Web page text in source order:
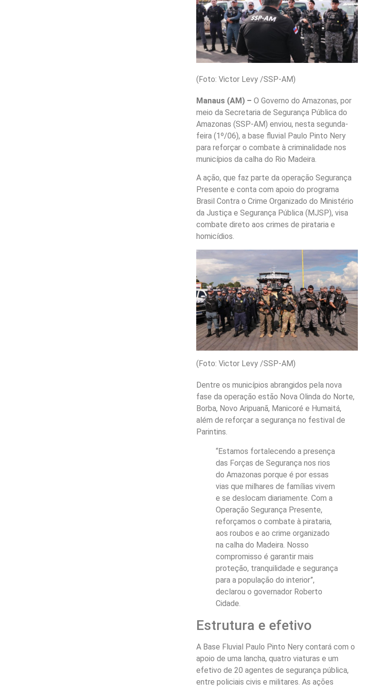
(Foto: Victor Levy /SSP-AM)
Manaus (AM) – O Governo do Amazonas, por
meio da Secretaria de Segurança Pública do
Amazonas (SSP-AM) enviou, nesta segunda-
feira (1º/06), a base fluvial Paulo Pinto Nery
para reforçar o combate à criminalidade nos
municípios da calha do Rio Madeira.
A ação, que faz parte da operação Segurança
Presente e conta com apoio do programa
Brasil Contra o Crime Organizado do Ministério
da Justiça e Segurança Pública (MJSP), visa
combate direto aos crimes de pirataria e
homicídios.
(Foto: Victor Levy /SSP-AM)
Dentre os municípios abrangidos pela nova
fase da operação estão Nova Olinda do Norte,
Borba, Novo Aripuanã, Manicoré e Humaitá,
além de reforçar a segurança no festival de
Parintins.
“Estamos fortalecendo a presença
das Forças de Segurança nos rios
do Amazonas porque é por essas
vias que milhares de famílias vivem
e se deslocam diariamente. Com a
Operação Segurança Presente,
reforçamos o combate à pirataria,
aos roubos e ao crime organizado
na calha do Madeira. Nosso
compromisso é garantir mais
proteção, tranquilidade e segurança
para a população do interior”,
declarou o governador Roberto
Cidade.
Estrutura e efetivo
A Base Fluvial Paulo Pinto Nery contará com o
apoio de uma lancha, quatro viaturas e um
efetivo de 20 agentes de segurança pública,
entre policiais civis e militares. As ações